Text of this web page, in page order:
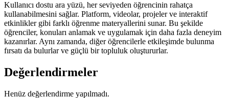
Kullanıcı dostu ara yüzü, her seviyeden öğrencinin rahatça
kullanabilmesini sağlar. Platform, videolar, projeler ve interaktif
etkinlikler gibi farklı öğrenme materyallerini sunar. Bu şekilde
öğrenciler, konuları anlamak ve uygulamak için daha fazla deneyim
kazanırlar. Aynı zamanda, diğer öğrencilerle etkileşimde bulunma
fırsatı da bulurlar ve güçlü bir topluluk oluştururlar.
Değerlendirmeler
Henüz değerlendirme yapılmadı.